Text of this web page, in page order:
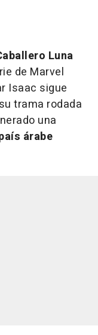
Luna
de Marvel
Isaac sigue
trama rodada
una
árabe